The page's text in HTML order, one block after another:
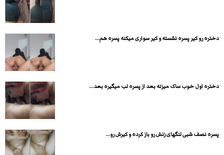
دختره رو کیر پسره نشسته و کیر سواری میکنه پسره هم...
دختره اول خوب ساک میزنه بعد از پسره لب میگیره بعد...
پسره نصف شبی لنگهای زنش رو باز کرده و کیرش رو...